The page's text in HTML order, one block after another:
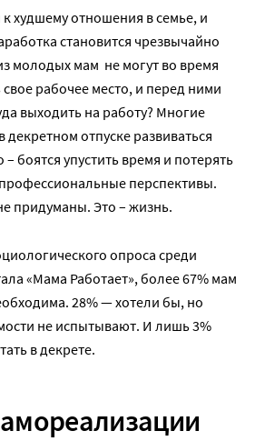
худшему отношения в семье, и
становится чрезвычайно
молодых мам не могут во время
рабочее место, и перед ними
выходить на работу? Многие
отпуске развиваться
боятся упустить время и потерять
перспективы.
придуманы. Это – жизнь.
опроса среди
«Мама Работает», более 67% мам
28% — хотели бы, но
не испытывают. И лишь 3%
в декрете.